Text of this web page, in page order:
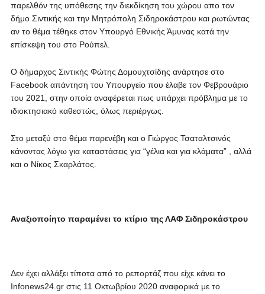
παρελθόν της υπόθεσης την διεκδίκηση του χώρου απο τον
δήμο Σιντικής και την Μητρόπολη Σιδηροκάστρου και ρωτώντας
αν το θέμα τέθηκε στον Υπουργό Εθνικής Άμυνας κατά την
επίσκεψη του στο Ρούπελ.
Ο δήμαρχος Σιντικής Φώτης Δομουχτσίδης ανάρτησε στο
Facebook απάντηση του Υπουργείο που έλαβε τον Φεβρουάριο
του 2021, στην οποία αναφέρεται πως υπάρχει πρόβλημα με το
ιδιοκτησιακό καθεστώς, όλως περιέργως.
Στο μεταξύ στο θέμα παρενέβη και ο Γιώργος Τσαταλτσινός
κάνοντας λόγω για καταστάσεις για “γέλια και για κλάματα” , αλλά
και ο Νίκος Σκαρλάτος.
Αναξιοποίητο παραμένει το κτίριο της ΛΑΦ Σιδηροκάστρου
Δεν έχει αλλάξει τίποτα από το ρεπορτάζ που είχε κάνει το
Infonews24.gr στις 11 Οκτωβρίου 2020 αναφορικά με το